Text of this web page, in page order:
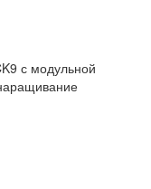
с модульной